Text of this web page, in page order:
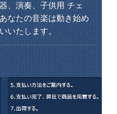
、演奏、子供用 チェ
なたの音楽は動き始め
いたします。